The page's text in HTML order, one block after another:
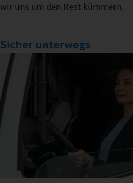
wir uns um den Rest kümmern.
Sicher unterwegs